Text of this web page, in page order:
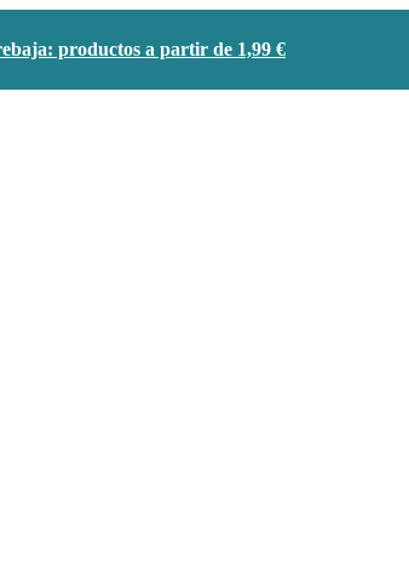
productos a partir de 1,99 €